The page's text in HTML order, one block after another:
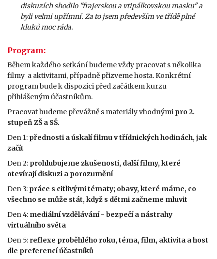
diskuzích shodilo "frajerskou a vtipálkovskou masku" a
byli velmi upřímní. Za to jsem především ve třídě plné
kluků moc ráda.
Program:
Během každého setkání budeme vždy pracovat s několika
filmy a aktivitami, případně přizveme hosta. Konkrétní
program bude k dispozici před začátkem kurzu
přihlášeným účastníkům.
Pracovat budeme převážně s materiály vhodnými pro 2.
stupeň ZŠ a SŠ.
Den 1: přednosti a úskalí filmu v třídnických hodinách, jak
začít
Den 2: prohlubujeme zkušenosti, další filmy, které
otevírají diskuzi a porozumění
Den 3: práce s citlivými tématy; obavy, které máme, co
všechno se může stát, když s dětmi začneme mluvit
Den 4: mediální vzdělávání - bezpečí a nástrahy
virtuálního světa
Den 5: reflexe proběhlého roku, téma, film, aktivita a host
dle preferencí účastníků